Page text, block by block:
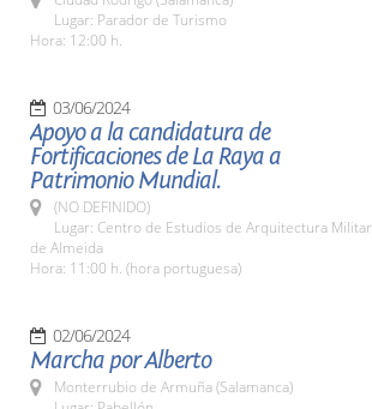
Lugar: Parador de Turismo
Hora: 12:00 h.
03/06/2024
Apoyo a la candidatura de
Fortificaciones de La Raya a
Patrimonio Mundial.
(NO DEFINIDO)
Lugar: Centro de Estudios de Arquitectura Militar
de Almeida
Hora: 11:00 h. (hora portuguesa)
02/06/2024
Marcha por Alberto
Monterrubio de Armuña (Salamanca)